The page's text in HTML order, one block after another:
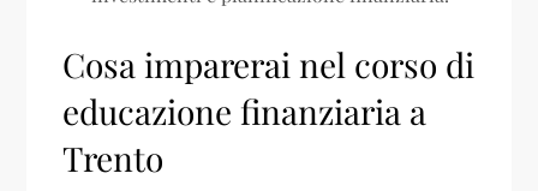
Cosa imparerai nel corso di
educazione finanziaria a
Trento